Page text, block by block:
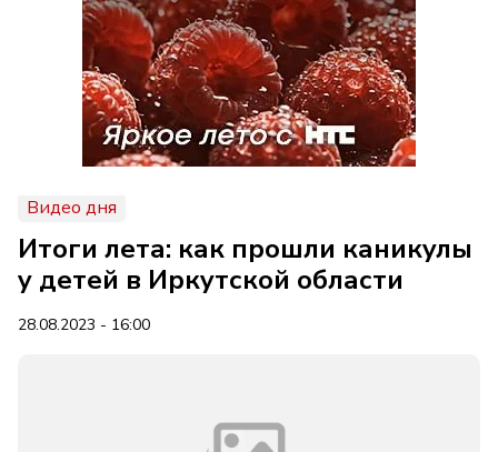
Видео дня
Итоги лета: как прошли каникулы
у детей в Иркутской области
28.08.2023 - 16:00